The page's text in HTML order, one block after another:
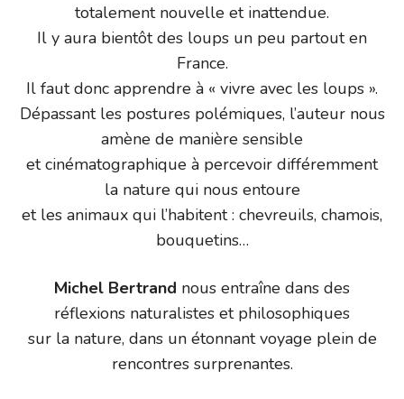
totalement nouvelle et inattendue.
Il y aura bientôt des loups un peu partout en
France.
Il faut donc apprendre à « vivre avec les loups ».
Dépassant les postures polémiques, l’auteur nous
amène de manière sensible
et cinématographique à percevoir différemment
la nature qui nous entoure
et les animaux qui l’habitent : chevreuils, chamois,
bouquetins…
Michel Bertrand nous entraîne dans des
réflexions naturalistes et philosophiques
sur la nature, dans un étonnant voyage plein de
rencontres surprenantes.